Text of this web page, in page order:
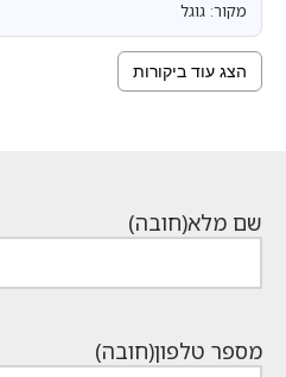
מקור: גוגל
הצג עוד ביקורות
שם מלא(חובה)
מספר טלפון(חובה)